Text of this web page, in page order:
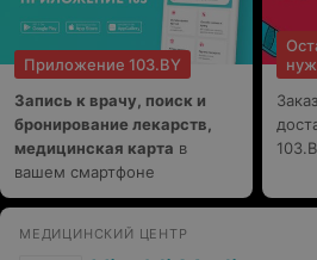
Приложение 103.BY
Запись к врачу, поиск и
бронирование лекарств,
медицинская карта в
вашем смартфоне
МЕДИЦИНСКИЙ ЦЕНТР